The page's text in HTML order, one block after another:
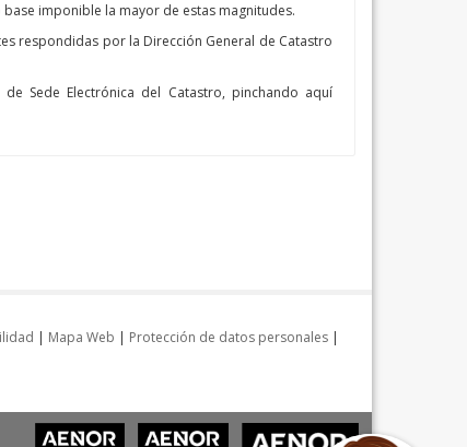
imponible la mayor de estas magnitudes.
respondidas por la Dirección General de Catastro
Sede Electrónica del Catastro, pinchando aquí
| Mapa Web | Protección de datos personales |